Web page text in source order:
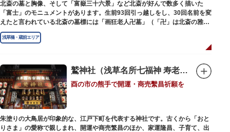
北斎の墓と胸像、そして「富嶽三十六景」など北斎が好んで数多く描いた
「富士」のモニュメントがあります。生前93回引っ越しをし、30回名前を変
えたと言われている北斎の墓標には「画狂老人卍墓」（「卍」は北斎の雅号
の一つ）とあり、辞世の句が刻まれています。毎年命日の4月18日には「北
斎忌」が開かれ、法要が営まれます。
浅草橋・蔵前エリア
鷲神社（浅草名所七福神 寿老人）
酉の市の熊手で開運・商売繫昌祈願を
朱塗りの大鳥居が印象的な、江戸下町を代表する神社です。古くから「おと
りさま」の愛称で親しまれ、開運や商売繁昌のほか、家運隆昌、子育て、出